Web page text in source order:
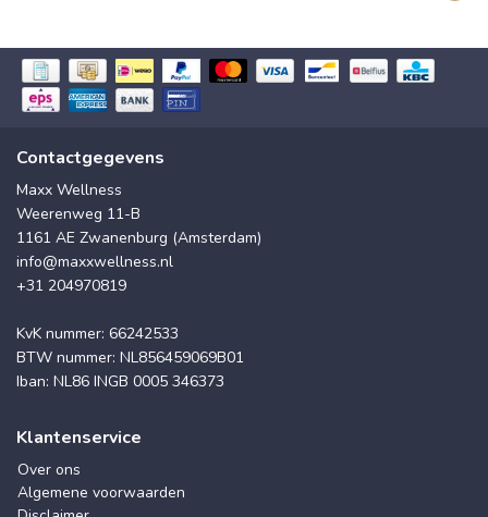
Contactgegevens
Maxx Wellness
Weerenweg 11-B
1161 AE Zwanenburg (Amsterdam)
info@maxxwellness.nl
+31 204970819
KvK nummer: 66242533
BTW nummer: NL856459069B01
Iban: NL86 INGB 0005 346373
Klantenservice
Over ons
Algemene voorwaarden